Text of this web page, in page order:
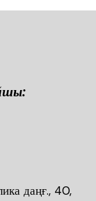
даңғ., 40,